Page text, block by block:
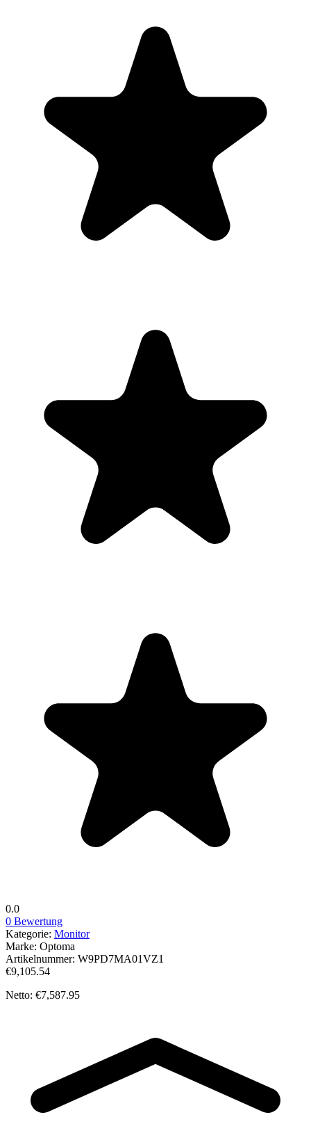
0.0
0 Bewertung
Kategorie: Monitor
Marke: Optoma
Artikelnummer: W9PD7MA01VZ1
€9,105.54
Netto: €7,587.95